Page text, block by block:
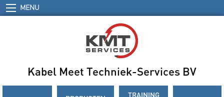
MENU
Kabel Meet Techniek-Services BV
TRAINING